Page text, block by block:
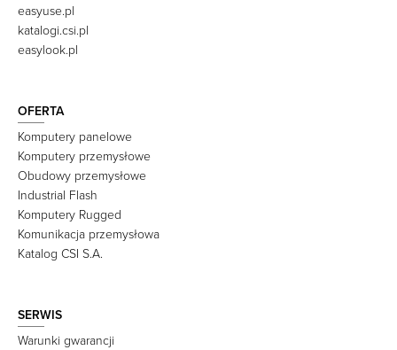
easyuse.pl
katalogi.csi.pl
easylook.pl
OFERTA
Komputery panelowe
Komputery przemysłowe
Obudowy przemysłowe
Industrial Flash
Komputery Rugged
Komunikacja przemysłowa
Katalog CSI S.A.
SERWIS
Warunki gwarancji